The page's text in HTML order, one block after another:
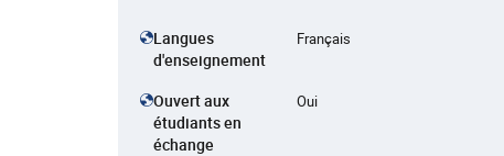
Langues
d'enseignement
Français
Ouvert aux
étudiants en
échange
Oui